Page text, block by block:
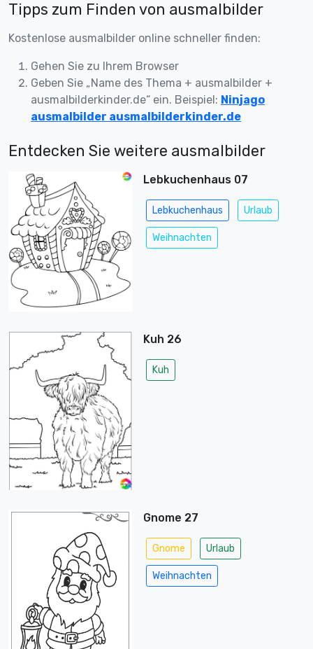
Tipps zum Finden von ausmalbilder
Kostenlose ausmalbilder online schneller finden:
Gehen Sie zu Ihrem Browser
Geben Sie „Name des Thema + ausmalbilder +
ausmalbilderkinder.de“ ein. Beispiel: Ninjago
ausmalbilder ausmalbilderkinder.de
Entdecken Sie weitere ausmalbilder
Lebkuchenhaus 07
Lebkuchenhaus Urlaub
Weihnachten
Kuh 26
Kuh
Gnome 27
Gnome Urlaub
Weihnachten